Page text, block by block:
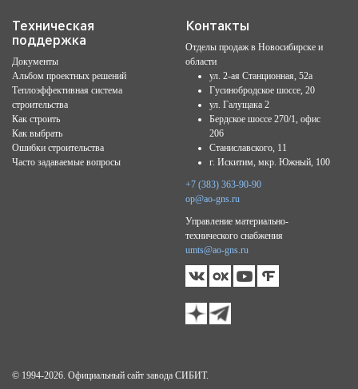
© 1994-2026. Официальный сайт завода СИБИТ.
Техническая
поддержка
Документы
Альбом проектных решений
Теплоэффективная система
строительства
Как строить
Как выбрать
Ошибки строительства
Часто задаваемые вопросы
Контакты
Отделы продаж в Новосибирске и
области
ул. 2-ая Станционная, 52а
Гусинобродское шоссе, 20
ул. Галущака 2
Бердское шоссе 270/1, офис
206
Станиславского, 11
г. Искитим, мкр. Южный, 100
+7 (383) 363-90-90
op@ao-gns.ru
Управление материально-
технического снабжения
umts@ao-gns.ru